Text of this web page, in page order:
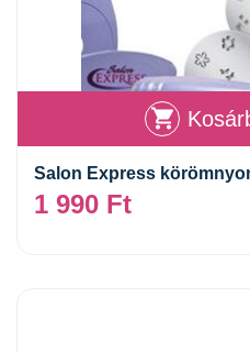
Salon Express
1 990 Ft